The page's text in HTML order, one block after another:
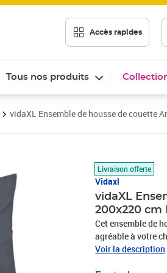
Accès rapides
Tous nos produits
vidaXL Ensemble de housse de couette
Livraison offerte
Vidaxl
vidaXL
200x220
Cet ensemble de
agréable à votre
synthétique
Voir la description
Prix 22,89€